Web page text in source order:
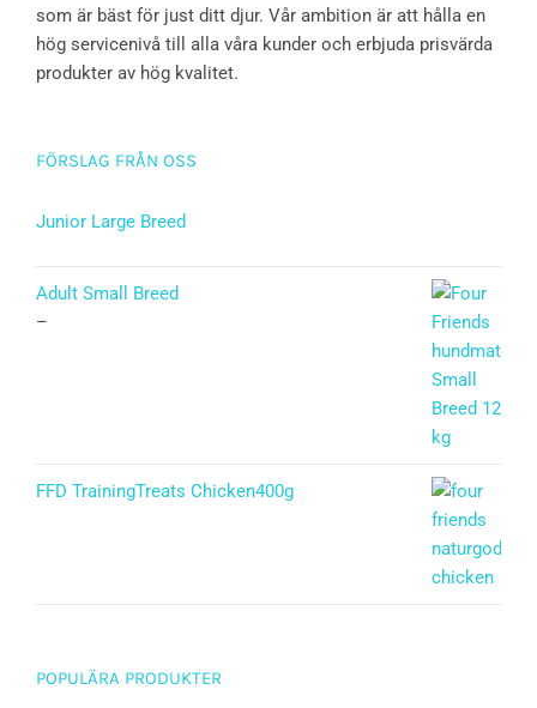
som är bäst för just ditt djur. Vår ambition är att hålla en
hög servicenivå till alla våra kunder och erbjuda prisvärda
produkter av hög kvalitet.
FÖRSLAG FRÅN OSS
Junior Large Breed
5.00av 5
Adult Small Breed
–
FFD TrainingTreats Chicken400g
POPULÄRA PRODUKTER